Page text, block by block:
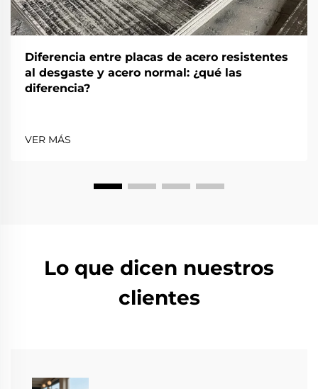
Diferencia entre placas de acero resistentes
al desgaste y acero normal: ¿qué las
diferencia?
VER MÁS
Lo que dicen nuestros
clientes